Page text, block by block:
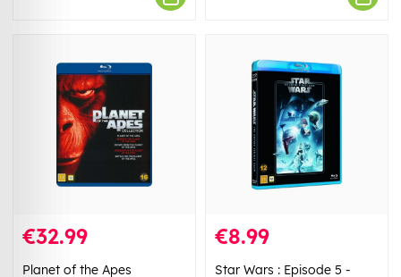
€32.99
Planet of the Apes
€8.99
Star Wars : Episode 5 -